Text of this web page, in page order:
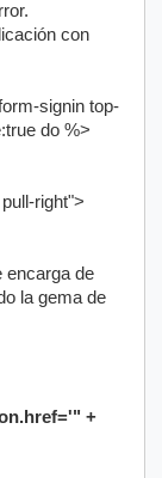
con
signin top-
do %>
right">
encarga de
la gema de
+